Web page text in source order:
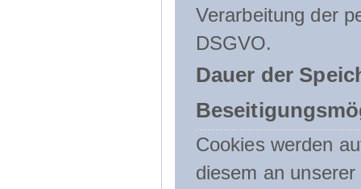
Verarbeitung der
DSGVO.
Dauer der
Cookies werden
diesem an